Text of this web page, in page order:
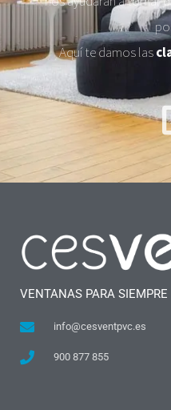
Aquí te damos las
VENTANAS PARA SIEMPRE
info@cesventpvc.es
900 877 855